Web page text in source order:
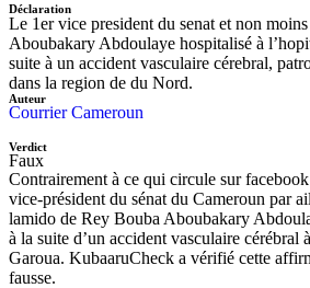
Déclaration
Le 1er vice president du senat et non
Aboubakary Abdoulaye hospitalisé à
suite à un accident vasculaire cérebral,
dans la region de du Nord.
Auteur
Courrier Cameroun
Verdict
Faux
Contrairement à ce qui circule sur
vice-président du sénat du Cameroun par
lamido de Rey Bouba Aboubakary
à la suite d’un accident vasculaire cérébral
Garoua. KubaaruCheck a vérifié cette
fausse.